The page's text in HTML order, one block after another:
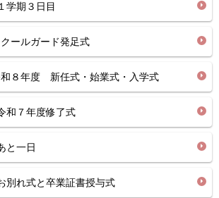
期３日目
ールガード発足式
８年度 新任式・始業式・入学式
７年度修了式
と一日
れ式と卒業証書授与式